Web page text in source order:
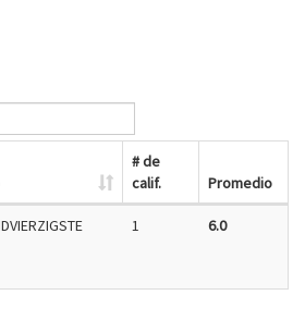
# de
calif.
Promedio
1 6.0